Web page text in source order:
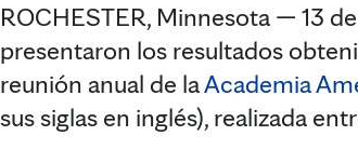
ROCHESTER, Minnesota — 13
presentaron los resultados
reunión anual de laAcademia
sus siglas en inglés), realizada